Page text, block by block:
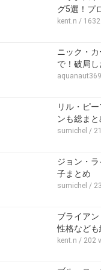
グ5選！プ
kent.n /
ニック・
で！破局し
aquanaut369
リル・ピ
ンも総まと
sumichel /
ジョン・
子まとめ
sumichel /
ブライア
性格など
kent.n / 202